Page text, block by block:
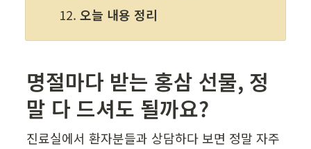
오늘 내용 정리
명절마다 받는 홍삼 선물, 정
말 다 드셔도 될까요?
진료실에서 환자분들과 상담하다 보면 정말 자주